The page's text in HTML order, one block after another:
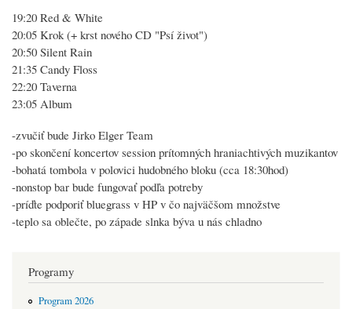
19:20 Red & White
20:05 Krok (+ krst nového CD "Psí život")
20:50 Silent Rain
21:35 Candy Floss
22:20 Taverna
23:05 Album
-zvučiť bude Jirko Elger Team
-po skončení koncertov session prítomných hraniachtivých muzikantov
-bohatá tombola v polovici hudobného bloku (cca 18:30hod)
-nonstop bar bude fungovať podľa potreby
-príďte podporiť bluegrass v HP v čo najväčšom množstve
-teplo sa oblečte, po západe slnka býva u nás chladno
Programy
Program 2026